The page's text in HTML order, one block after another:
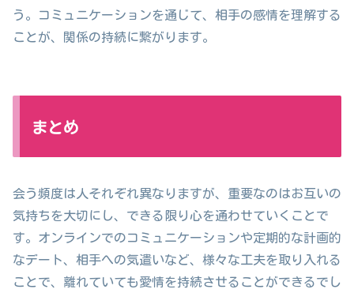
う。コミュニケーションを通じて、相手の感情を理解する
ことが、関係の持続に繋がります。
まとめ
会う頻度は人それぞれ異なりますが、重要なのはお互いの
気持ちを大切にし、できる限り心を通わせていくことで
す。オンラインでのコミュニケーションや定期的な計画的
なデート、相手への気遣いなど、様々な工夫を取り入れる
ことで、離れていても愛情を持続させることができるでし